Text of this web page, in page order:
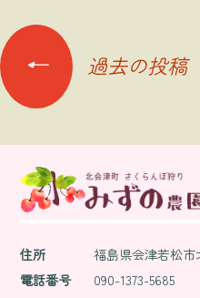
投
稿
ナ
← 過去の投稿
住所
福島県会津若松市
電話番号
090-1373-5685